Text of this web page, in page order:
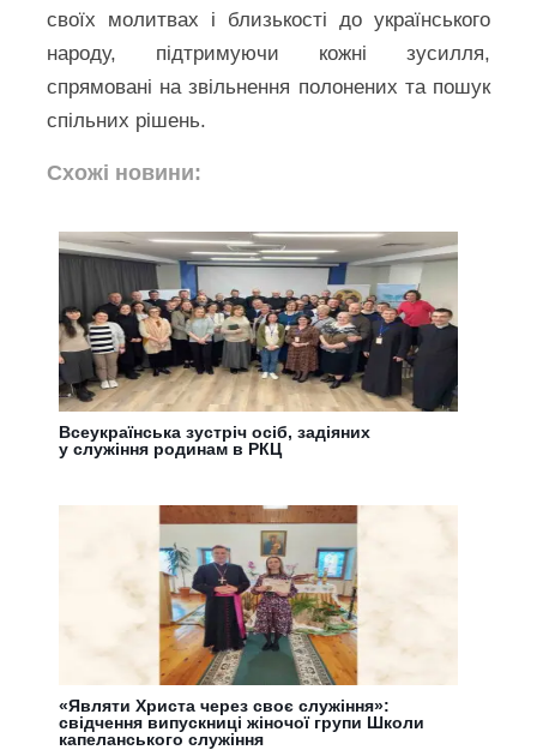
своїх молитвах і близькості до українського
народу, підтримуючи кожні зусилля,
спрямовані на звільнення полонених та пошук
спільних рішень.
Схожі новини:
Всеукраїнська зустріч осіб, задіяних
у служіння родинам в РКЦ
«Являти Христа через своє служіння»:
свідчення випускниці жіночої групи Школи
капеланського служіння